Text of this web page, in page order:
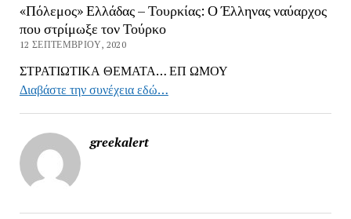
«Πόλεμος» Ελλάδας – Τουρκίας: Ο Έλληνας ναύαρχος
που στρίμωξε τον Τούρκο
12 ΣΕΠΤΕΜΒΡΊΟΥ, 2020
ΣΤΡΑΤΙΩΤΙΚΑ ΘΕΜΑΤΑ… ΕΠ ΩΜΟΥ
Διαβάστε την συνέχεια εδώ…
greekalert